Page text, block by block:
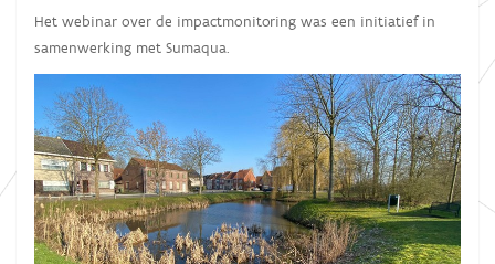
e
n
d
r
/
w
e
b
Het webinar over de impactmonitoring was een initiatief in
samenwerking met Sumaqua.